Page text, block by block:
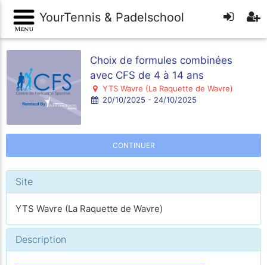
YourTennis & Padelschool
Choix de formules combinées
avec CFS de 4 à 14 ans
YTS Wavre (La Raquette de Wavre)
20/10/2025 - 24/10/2025
CONTINUER
Site
YTS Wavre (La Raquette de Wavre)
Description